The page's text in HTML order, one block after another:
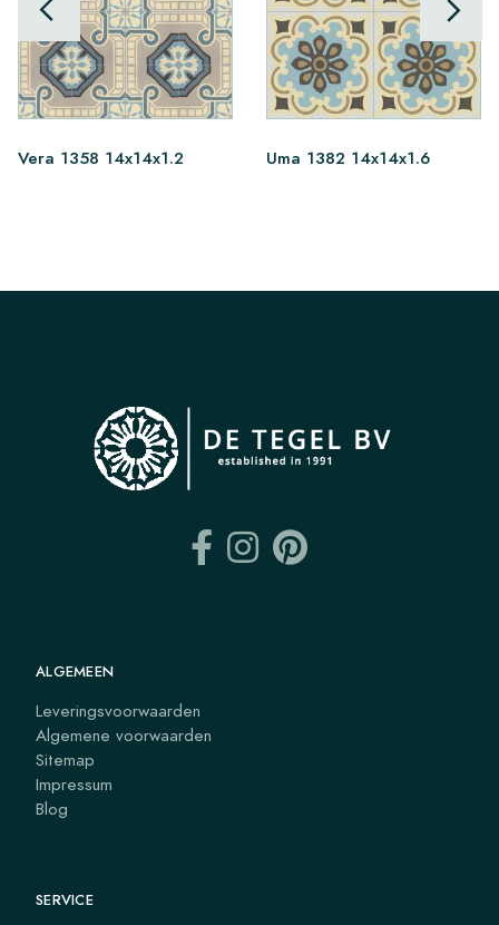
Vera 1358 14x14x1.2 Uma 1382 14x14x1.6
ALGEMEEN
Leveringsvoorwaarden
Algemene voorwaarden
Sitemap
Impressum
Blog
SERVICE